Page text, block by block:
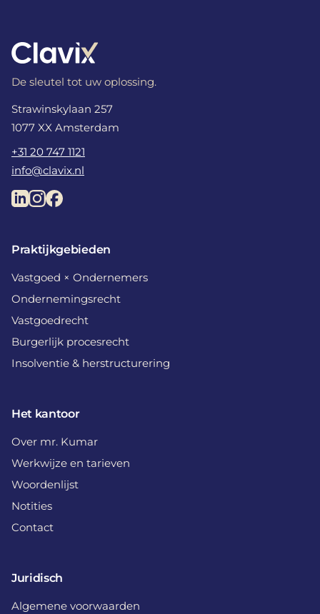
De sleutel tot uw oplossing.
Strawinskylaan 257
1077 XX Amsterdam
+31 20 747 1121
info@clavix.nl
Praktijkgebieden
Vastgoed × Ondernemers
Ondernemingsrecht
Vastgoedrecht
Burgerlijk procesrecht
Insolventie & herstructurering
Het kantoor
Over mr. Kumar
Werkwijze en tarieven
Woordenlijst
Notities
Contact
Juridisch
Algemene voorwaarden